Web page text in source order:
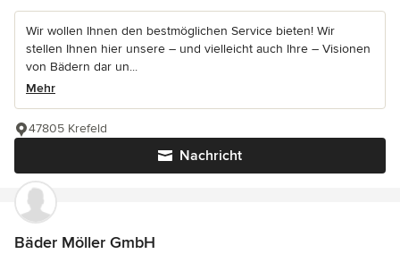
Wir wollen Ihnen den bestmöglichen Service bieten! Wir
stellen Ihnen hier unsere – und vielleicht auch Ihre – Visionen
von Bädern dar un...
Mehr
Nachricht
47805 Krefeld
Bäder Möller GmbH